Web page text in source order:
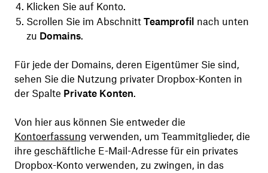
Klicken Sie auf Konto.
Scrollen Sie im Abschnitt Teamprofil nach unten
zu Domains.
Für jede der Domains, deren Eigentümer Sie sind,
sehen Sie die Nutzung privater Dropbox-Konten in
der Spalte Private Konten.
Von hier aus können Sie entweder die
Kontoerfassung verwenden, um Teammitglieder, die
ihre geschäftliche E-Mail-Adresse für ein privates
Dropbox-Konto verwenden, zu zwingen, in das